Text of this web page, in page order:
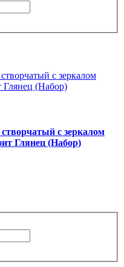
с зеркалом
Глянец (Набор)